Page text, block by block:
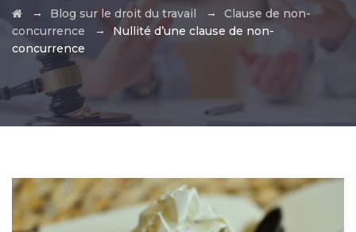
→ Blog sur le droit du travail → Clause de non-
concurrence →
Nullité d’une clause de non-
concurrence